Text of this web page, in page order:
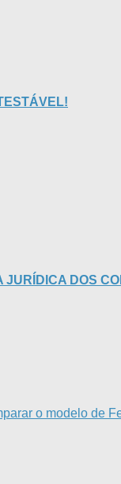
JURÍDICA DOS
o modelo de